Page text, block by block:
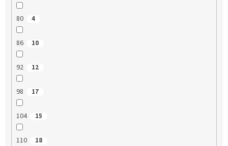
80 4
86 10
92 12
98 17
104 15
110 18